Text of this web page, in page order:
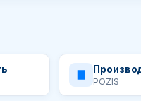
POZIS